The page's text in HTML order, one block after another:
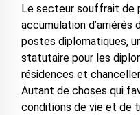
Le secteur souffrait de
accumulation d’arriérés
postes diplomatiques,
statutaire pour les
résidences et
Autant de choses qui
conditions de vie et de